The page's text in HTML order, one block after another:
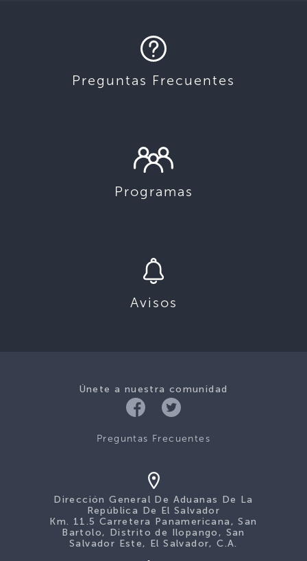
Preguntas Frecuentes
Programas
Avisos
Únete a nuestra comunidad
Preguntas Frecuentes
Dirección General De Aduanas De La
República De El Salvador
Km. 11.5 Carretera Panamericana, San
Bartolo, Distrito de Ilopango, San
Salvador Este, El Salvador, C.A.